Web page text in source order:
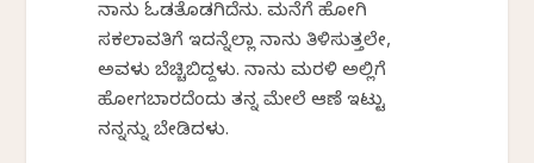
ನಾನು ಓಡತೊಡಗಿದೆನು. ಮನೆಗೆ ಹೋಗಿ
ಸಕಲಾವತಿಗೆ ಇದನ್ನೆಲ್ಲಾ ನಾನು ತಿಳಿಸುತ್ತಲೇ,
ಅವಳು ಬೆಚ್ಚಿಬಿದ್ದಳು. ನಾನು ಮರಳಿ ಅಲ್ಲಿಗೆ
ಹೋಗಬಾರದೆಂದು ತನ್ನ ಮೇಲೆ ಆಣೆ ಇಟ್ಟು
ನನ್ನನ್ನು ಬೇಡಿದಳು.